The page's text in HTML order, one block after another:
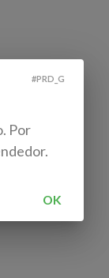
#PRD_G
Por
OK